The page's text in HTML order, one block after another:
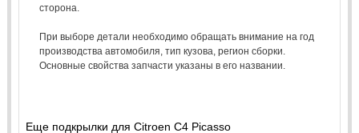
сторона.
При выборе детали необходимо обращать внимание на год
производства автомобиля, тип кузова, регион сборки.
Основные свойства запчасти указаны в его названии.
Еще подкрылки для Citroen C4 Picasso